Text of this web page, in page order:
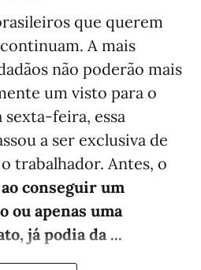
que querem
A mais
não poderão mais
um visto para o
sexta-feira, essa
a ser exclusiva de
trabalhador. Antes, o
conseguir um
ou apenas uma
já podia da ...